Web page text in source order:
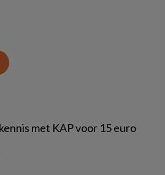
met KAP voor 15 euro